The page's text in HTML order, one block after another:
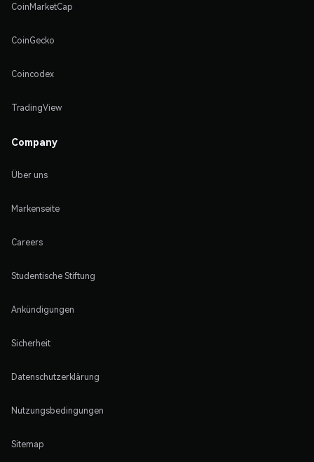
CoinMarketCap
CoinGecko
Coincodex
TradingView
Company
Über uns
Markenseite
Careers
Studentische Stiftung
Ankündigungen
Sicherheit
Datenschutzerklärung
Nutzungsbedingungen
Sitemap